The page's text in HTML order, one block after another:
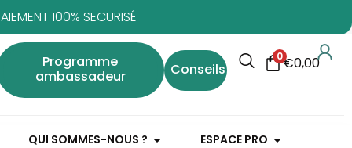
100% SECURISÉ
Programme
ambassadeur
Conseils
0€0,00
QUI SOMMES-NOUS ? ESPACE PRO